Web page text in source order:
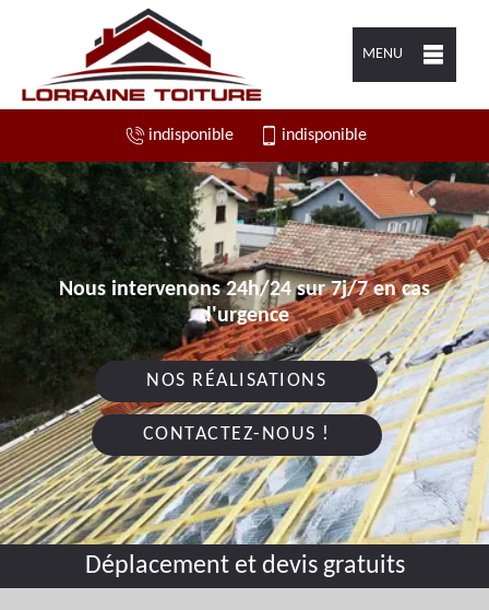
MENU
indisponible indisponible
Nous intervenons 24h/24 sur 7j/7 en cas
d'urgence
NOS RÉALISATIONS
CONTACTEZ-NOUS !
Déplacement et devis gratuits